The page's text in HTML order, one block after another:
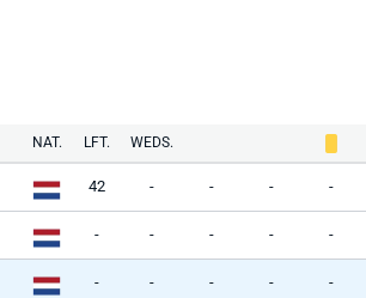
NAT. LFT. WEDS.
42 - - - -
- - - - -
- - - - -